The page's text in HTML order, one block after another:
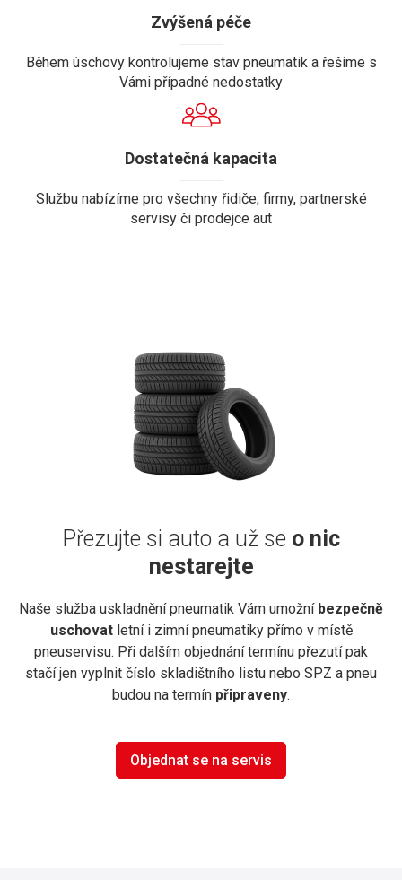
Zvýšená péče
Během úschovy kontrolujeme stav pneumatik a řešíme s
Vámi případné nedostatky
Dostatečná kapacita
Službu nabízíme pro všechny řidiče, firmy, partnerské
servisy či prodejce aut
Přezujte si auto a už se o nic
nestarejte
Naše služba uskladnění pneumatik Vám umožní bezpečně
uschovat letní i zimní pneumatiky přímo v místě
pneuservisu. Při dalším objednání termínu přezutí pak
stačí jen vyplnit číslo skladištního listu nebo SPZ a pneu
budou na termín připraveny.
Objednat se na servis